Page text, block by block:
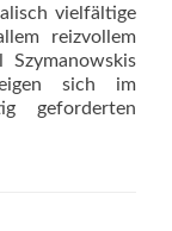
vielfältige
reizvollem
sich im
geforderten